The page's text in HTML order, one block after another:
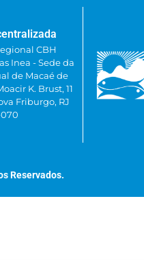
CBH
Inea - Sede da
de Macaé de
K. Brust, 11
Friburgo, RJ
070
Reservados.